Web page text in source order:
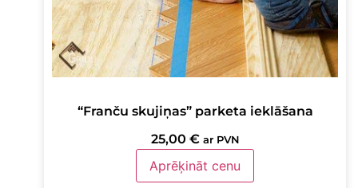
“Franču skujiņas” parketa ieklāšana
25,00 € ar PVN
Aprēķināt cenu